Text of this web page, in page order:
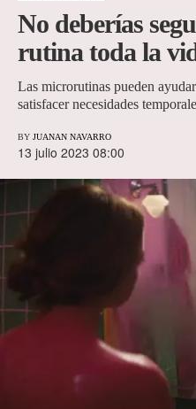
No deberías
rutina toda la
Las microrutinas pueden
satisfacer necesidades
BY JUANAN NAVARRO
13 julio 2023 08:00